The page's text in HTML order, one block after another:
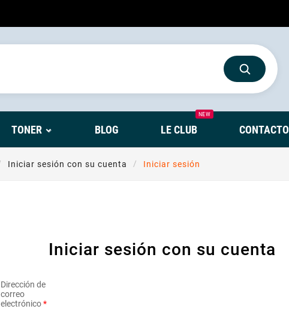
TONER BLOG LE CLUB
NEW
CONTACTO
Iniciar sesión con su cuenta Iniciar sesión
Iniciar sesión con su cuenta
Dirección de
correo
electrónico